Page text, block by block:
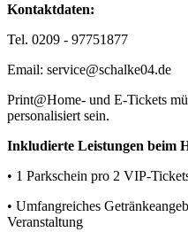
Kontaktdaten:
Tel. 0209 - 97751877
Email: service@schalke04.de
Print@Home- und E-Tickets
personalisiert sein.
Inkludierte Leistungen beim
• 1 Parkschein pro 2 VIP-
• Umfangreiches
Veranstaltung